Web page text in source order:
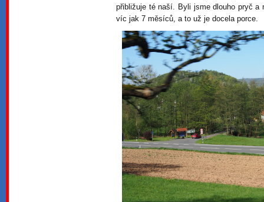
přibližuje té naší. Byli jsme dlouho pryč
víc jak 7 měsíců, a to už je docela porce.